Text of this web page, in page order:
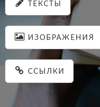
ТЕКСТЫ
ИЗОБРАЖЕНИЯ
ССЫЛКИ